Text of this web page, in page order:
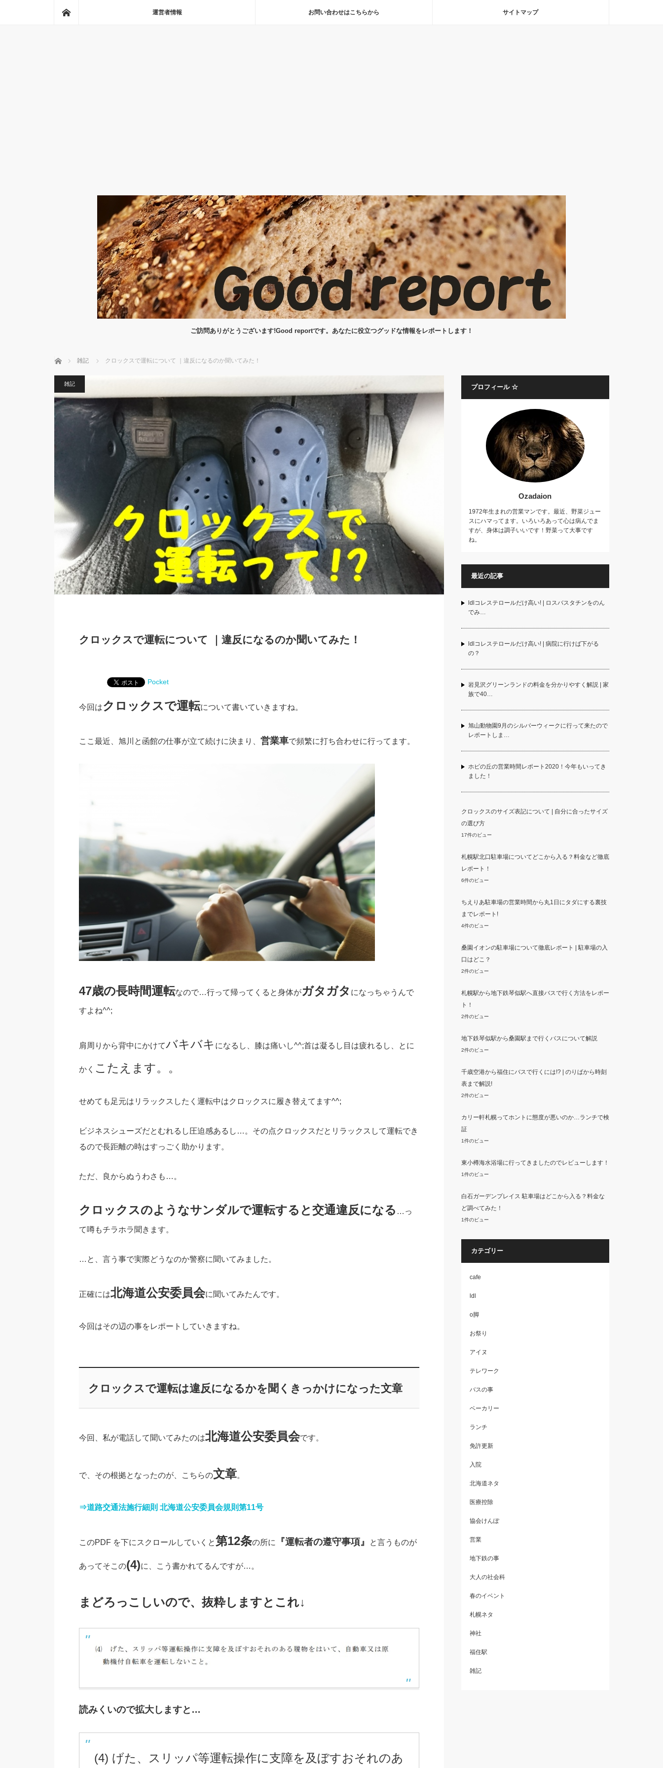
運営者情報 お問い合わせはこちらから サイトマップ
ご訪問ありがとうございます!Good reportです。あなたに役立つグッドな情報をレポートします！
ホーム 雑記 クロックスで運転について ｜違反になるのか聞いてみた！
雑記
クロックスで運転について ｜違反になるのか聞いてみた！
Pocket
今回はクロックスで運転について書いていきますね。
ここ最近、旭川と函館の仕事が立て続けに決まり、 営業車で頻繁に打ち合わせに行ってます。
47歳の長時間運転なので…行って帰ってくると身体がガタガタ になっちゃうんで
すよね^^;
肩周りから背中にかけてバキバキ になるし、膝は痛いし^^;首は凝るし目は疲れるし、とに
かく こたえます。。
せめても足元はリラックスしたく運転中はクロックスに履き替えてます^^;
ビジネスシューズだとむれるし圧迫感あるし…。その点クロックスだとリラックスして運転でき
るので長距離の時はすっごく助かります。
ただ、良からぬうわさも…。
クロックスのようなサンダルで運転すると交通違反になる …っ
て噂もチラホラ聞きます。
…と、言う事で実際どうなのか警察に聞いてみました。
正確には北海道公安委員会に聞いてみたんです。
今回はその辺の事をレポートしていきますね。
クロックスで運転は違反になるかを聞くきっかけになった文章
今回、私が電話して聞いてみたのは北海道公安委員会です。
で、その根拠となったのが、こちらの文章。
⇒道路交通法施行細則 北海道公安委員会規則第11号
このPDF を下にスクロールしていくと第12条の所に 『運転者の遵守事項』 と言うものが
あってそこの(4)に、こう書かれてるんですが…。
まどろっこしいので、抜粋しますとこれ↓
読みくいので拡大しますと…
(4) げた、スリッパ等運転操作に支障を及ぼすおそれのあ
プロフィール ☆
Ozadaion
1972年生まれの営業マンです。最近、野菜ジュー
スにハマってます。いろいろあって心は病んでま
すが、身体は調子いいです！野菜って大事です
ね。
最近の記事
ldlコレステロールだけ高い! | ロスバスタチンをのん
でみ…
ldlコレステロールだけ高い! | 病院に行けば下がる
の？
岩見沢グリーンランドの料金を分かりやすく解説 | 家
族で40…
旭山動物園9月のシルバーウィークに行って来たので
レポートしま…
ホピの丘の営業時間レポート2020！今年もいってき
ました！
クロックスのサイズ表記について | 自分に合ったサイズ
の選び方
17件のビュー
札幌駅北口駐車場についてどこから入る？料金など徹底
レポート！
6件のビュー
ちえりあ駐車場の営業時間から丸1日にタダにする裏技
までレポート!
4件のビュー
桑園イオンの駐車場について徹底レポート | 駐車場の入
口はどこ？
2件のビュー
札幌駅から地下鉄琴似駅へ直接バスで行く方法をレポー
ト！
2件のビュー
地下鉄琴似駅から桑園駅まで行くバスについて解説
2件のビュー
千歳空港から福住にバスで行くには!? | のりばから時刻
表まで解説!
2件のビュー
カリー軒札幌ってホントに態度が悪いのか…ランチで検
証
1件のビュー
東小樽海水浴場に行ってきましたのでレビューします！
1件のビュー
白石ガーデンプレイス 駐車場はどこから入る？料金な
ど調べてみた！
1件のビュー
カテゴリー
cafe
ldl
o脚
お祭り
アイヌ
テレワーク
バスの事
ベーカリー
ランチ
免許更新
入院
北海道ネタ
医療控除
協会けんぽ
営業
地下鉄の事
大人の社会科
春のイベント
札幌ネタ
神社
福住駅
雑記